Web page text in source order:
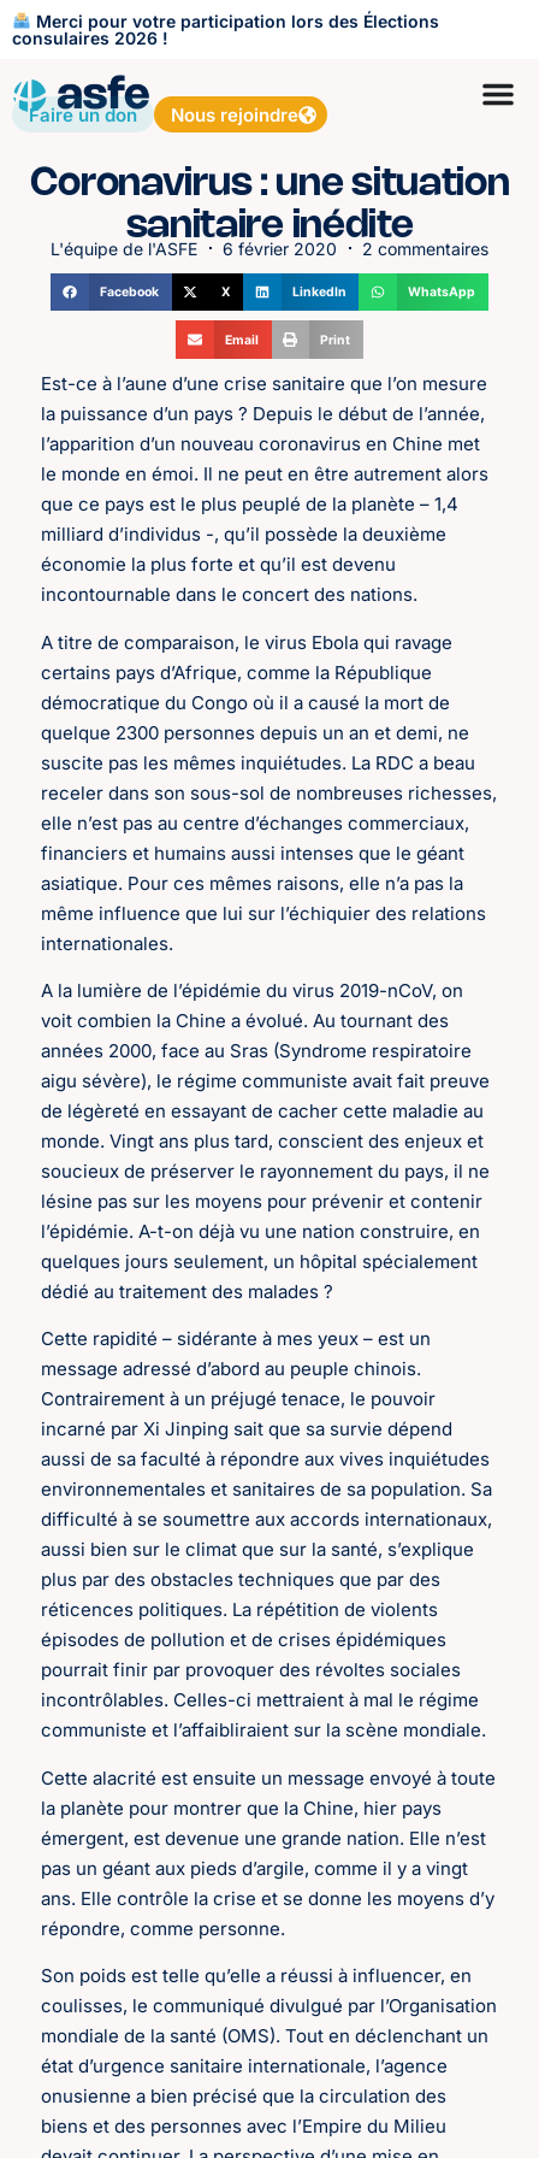
Merci pour votre participation lors des Élections
consulaires 2026 !
Faire un don Nous rejoindre
Coronavirus : une situation
sanitaire inédite
L'équipe de l'ASFE 6 février 2020 2 commentaires
Facebook X LinkedIn WhatsApp
Email Print
Est-ce à l’aune d’une crise sanitaire que l’on mesure
la puissance d’un pays ? Depuis le début de l’année,
l’apparition d’un nouveau coronavirus en Chine met
le monde en émoi. Il ne peut en être autrement alors
que ce pays est le plus peuplé de la planète – 1,4
milliard d’individus -, qu’il possède la deuxième
économie la plus forte et qu’il est devenu
incontournable dans le concert des nations.
A titre de comparaison, le virus Ebola qui ravage
certains pays d’Afrique, comme la République
démocratique du Congo où il a causé la mort de
quelque 2300 personnes depuis un an et demi, ne
suscite pas les mêmes inquiétudes. La RDC a beau
receler dans son sous-sol de nombreuses richesses,
elle n’est pas au centre d’échanges commerciaux,
financiers et humains aussi intenses que le géant
asiatique. Pour ces mêmes raisons, elle n’a pas la
même influence que lui sur l’échiquier des relations
internationales.
A la lumière de l’épidémie du virus 2019-nCoV, on
voit combien la Chine a évolué. Au tournant des
années 2000, face au Sras (Syndrome respiratoire
aigu sévère), le régime communiste avait fait preuve
de légèreté en essayant de cacher cette maladie au
monde. Vingt ans plus tard, conscient des enjeux et
soucieux de préserver le rayonnement du pays, il ne
lésine pas sur les moyens pour prévenir et contenir
l’épidémie. A-t-on déjà vu une nation construire, en
quelques jours seulement, un hôpital spécialement
dédié au traitement des malades ?
Cette rapidité – sidérante à mes yeux – est un
message adressé d’abord au peuple chinois.
Contrairement à un préjugé tenace, le pouvoir
incarné par Xi Jinping sait que sa survie dépend
aussi de sa faculté à répondre aux vives inquiétudes
environnementales et sanitaires de sa population. Sa
difficulté à se soumettre aux accords internationaux,
aussi bien sur le climat que sur la santé, s’explique
plus par des obstacles techniques que par des
réticences politiques. La répétition de violents
épisodes de pollution et de crises épidémiques
pourrait finir par provoquer des révoltes sociales
incontrôlables. Celles-ci mettraient à mal le régime
communiste et l’affaibliraient sur la scène mondiale.
Cette alacrité est ensuite un message envoyé à toute
la planète pour montrer que la Chine, hier pays
émergent, est devenue une grande nation. Elle n’est
pas un géant aux pieds d’argile, comme il y a vingt
ans. Elle contrôle la crise et se donne les moyens d’y
répondre, comme personne.
Son poids est telle qu’elle a réussi à influencer, en
coulisses, le communiqué divulgué par l’Organisation
mondiale de la santé (OMS). Tout en déclenchant un
état d’urgence sanitaire internationale, l’agence
onusienne a bien précisé que la circulation des
biens et des personnes avec l’Empire du Milieu